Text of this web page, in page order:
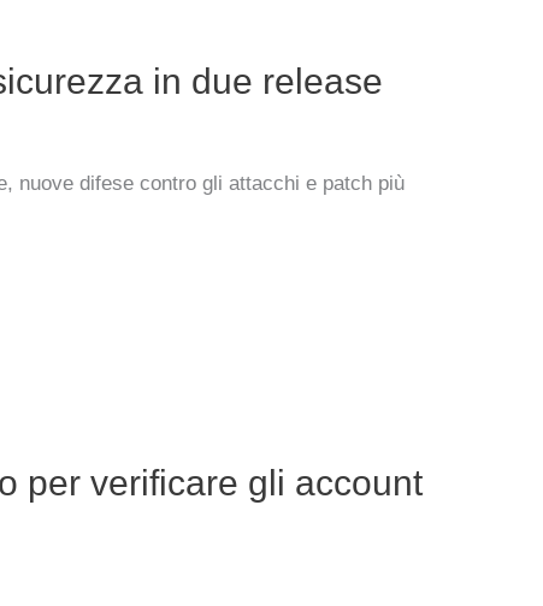
in due release
nuove difese contro gli attacchi e patch più
per verificare gli account